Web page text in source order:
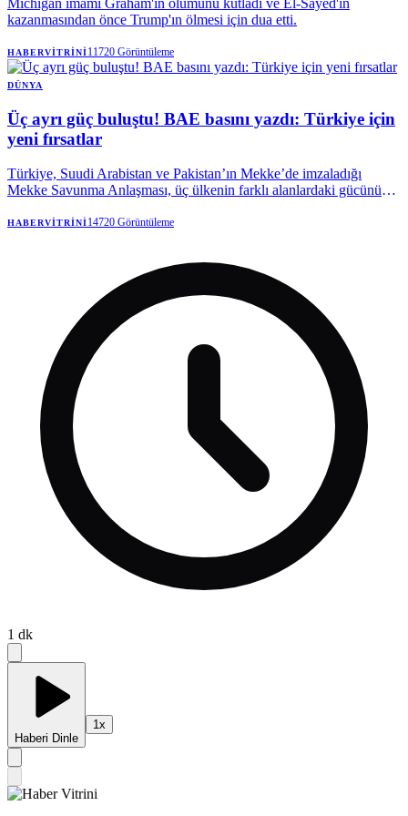
Michigan imamı Graham'ın ölümünü kutladı ve El-Sayed'in
kazanmasından önce Trump'ın ölmesi için dua etti.
HABERVITRINI11720 Görüntüleme
DÜNYA
Üç ayrı güç buluştu! BAE basını yazdı: Türkiye için
yeni fırsatlar
Türkiye, Suudi Arabistan ve Pakistan’ın Mekke’de imzaladığı
Mekke Savunma Anlaşması, üç ülkenin farklı alanlardaki gücünü
anlaşmaya ilişkin BAE merkezli analizde, düzenlemenin yalnızca
anlaşmayla birlikte yatırım, ticaret ve ekonomik ilişkilerde yeni
fırsatlar elde edebileceğine dikkat çekildi.
HABERVITRINI14720 Görüntüleme
1 dk
Haberi Dinle
1x